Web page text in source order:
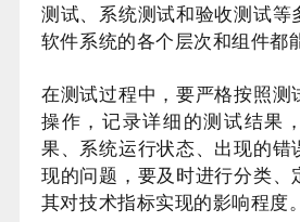
测试、系统测试和验收测试等
软件系统的各个层次和组件都
在测试过程中，要严格按照测
操作，记录详细的测试结果
果、系统运行状态、出现的错
现的问题，要及时进行分类、
其对技术指标实现的影响程度。